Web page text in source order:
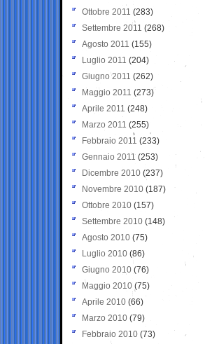
Ottobre 2011 (283)
Settembre 2011 (268)
Agosto 2011 (155)
Luglio 2011 (204)
Giugno 2011 (262)
Maggio 2011 (273)
Aprile 2011 (248)
Marzo 2011 (255)
Febbraio 2011 (233)
Gennaio 2011 (253)
Dicembre 2010 (237)
Novembre 2010 (187)
Ottobre 2010 (157)
Settembre 2010 (148)
Agosto 2010 (75)
Luglio 2010 (86)
Giugno 2010 (76)
Maggio 2010 (75)
Aprile 2010 (66)
Marzo 2010 (79)
Febbraio 2010 (73)